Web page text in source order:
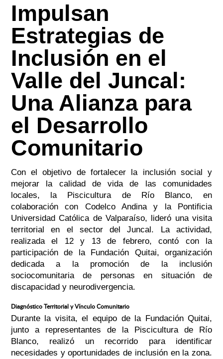
Impulsan
Estrategias de
Inclusión en el
Valle del Juncal:
Una Alianza para
el Desarrollo
Comunitario
Con el objetivo de fortalecer la inclusión social y
mejorar la calidad de vida de las comunidades
locales, la Piscicultura de Río Blanco, en
colaboración con Codelco Andina y la Pontificia
Universidad Católica de Valparaíso, lideró una visita
territorial en el sector del Juncal. La actividad,
realizada el 12 y 13 de febrero, contó con la
participación de la Fundación Quitai, organización
dedicada a la promoción de la inclusión
sociocomunitaria de personas en situación de
discapacidad y neurodivergencia.
Diagnóstico Territorial y Vínculo Comunitario
Durante la visita, el equipo de la Fundación Quitai,
junto a representantes de la Piscicultura de Río
Blanco, realizó un recorrido para identificar
necesidades y oportunidades de inclusión en la zona.